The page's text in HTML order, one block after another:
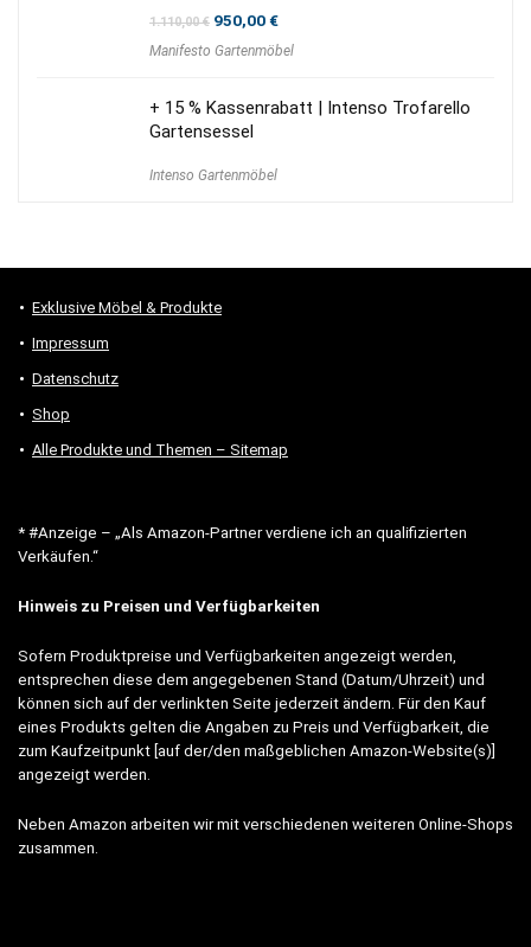
1.110,00€ Ursprünglicher
war:
950,00€Aktueller
ist:
Manifesto Gartenmöbel
+ 15 % Kassenrabatt | Intenso Trofarello
Gartensessel
Intenso Gartenmöbel
Exklusive Möbel & Produkte
Impressum
Datenschutz
Shop
Alle Produkte und Themen – Sitemap
* #Anzeige – „Als Amazon-Partner verdiene ich an qualifizierten
Verkäufen.“
Hinweis zu Preisen und Verfügbarkeiten
Sofern Produktpreise und Verfügbarkeiten angezeigt werden,
entsprechen diese dem angegebenen Stand (Datum/Uhrzeit) und
können sich auf der verlinkten Seite jederzeit ändern. Für den Kauf
eines Produkts gelten die Angaben zu Preis und Verfügbarkeit, die
zum Kaufzeitpunkt [auf der/den maßgeblichen Amazon-Website(s)]
angezeigt werden.
Neben Amazon arbeiten wir mit verschiedenen weiteren Online-Shops
zusammen.